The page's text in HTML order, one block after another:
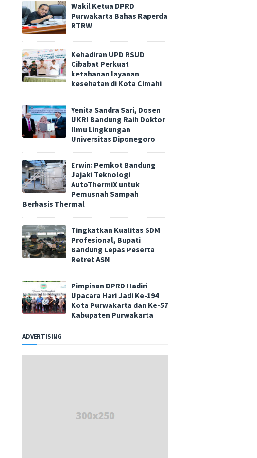
Wakil Ketua DPRD
Purwakarta Bahas Raperda
RTRW
Kehadiran UPD RSUD
Cibabat Perkuat
ketahanan layanan
kesehatan di Kota Cimahi
Yenita Sandra Sari, Dosen
UKRI Bandung Raih Doktor
Ilmu Lingkungan
Universitas Diponegoro
Erwin: Pemkot Bandung
Jajaki Teknologi
AutoThermiX untuk
Pemusnah Sampah
Berbasis Thermal
Tingkatkan Kualitas SDM
Profesional, Bupati
Bandung Lepas Peserta
Retret ASN
Pimpinan DPRD Hadiri
Upacara Hari Jadi Ke-194
Kota Purwakarta dan Ke-57
Kabupaten Purwakarta
ADVERTISING